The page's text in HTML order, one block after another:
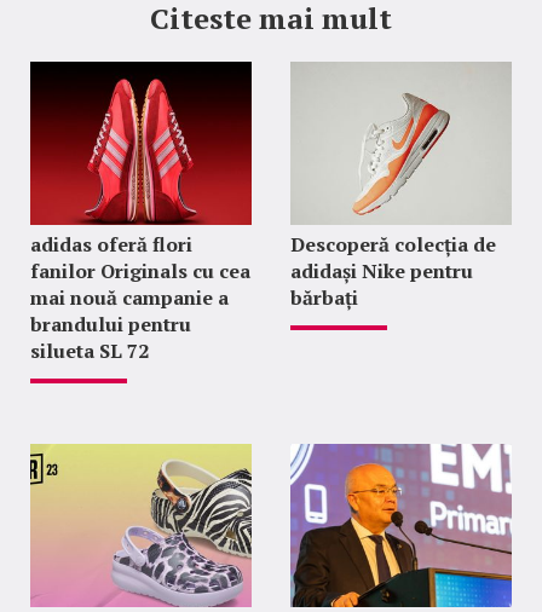
Citeste mai mult
adidas oferă flori
fanilor Originals cu cea
mai nouă campanie a
brandului pentru
silueta SL 72
Descoperă colecția de
adidași Nike pentru
bărbați